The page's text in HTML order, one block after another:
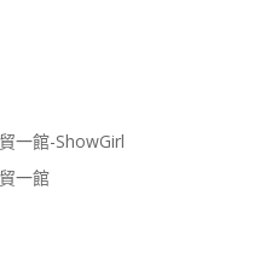
一館-ShowGirl
一館